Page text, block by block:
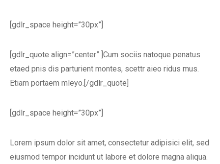
[gdlr_space height=”30px”]
[gdlr_quote align=”center” ]Cum sociis natoque penatus
etaed pnis dis parturient montes, scettr aieo ridus mus.
Etiam portaem mleyo.[/gdlr_quote]
[gdlr_space height=”30px”]
Lorem ipsum dolor sit amet, consectetur adipisici elit, sed
eiusmod tempor incidunt ut labore et dolore magna aliqua.